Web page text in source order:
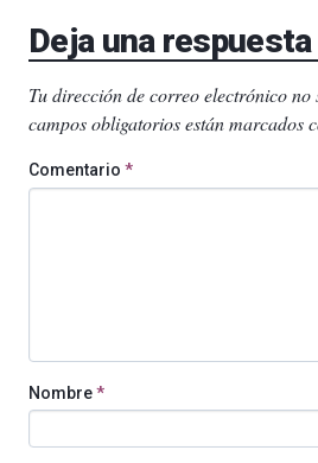
Deja una respuesta
Tu dirección de correo electrónico no
campos obligatorios están marcados
Comentario *
Nombre*